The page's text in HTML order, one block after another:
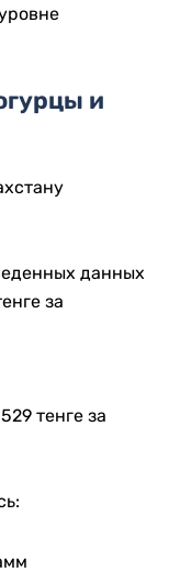
и
данных
за
тенге за